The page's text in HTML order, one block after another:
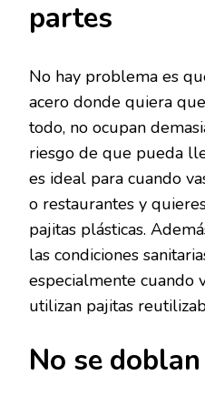
partes
No hay problema es
acero donde quiera
todo, no ocupan
riesgo de que pueda
es ideal para cuando
o restaurantes y
pajitas plásticas.
las condiciones
especialmente cuando
utilizan pajitas
No se doblan